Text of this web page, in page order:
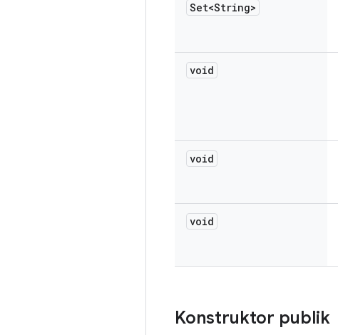
Set<String>
void
void
void
Konstruktor publik